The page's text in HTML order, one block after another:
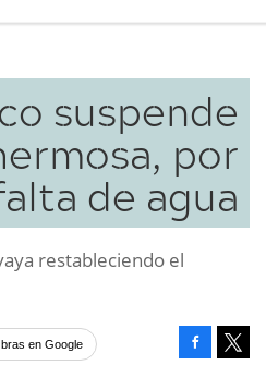
suspende
por
de agua
restableciendo el
en Google